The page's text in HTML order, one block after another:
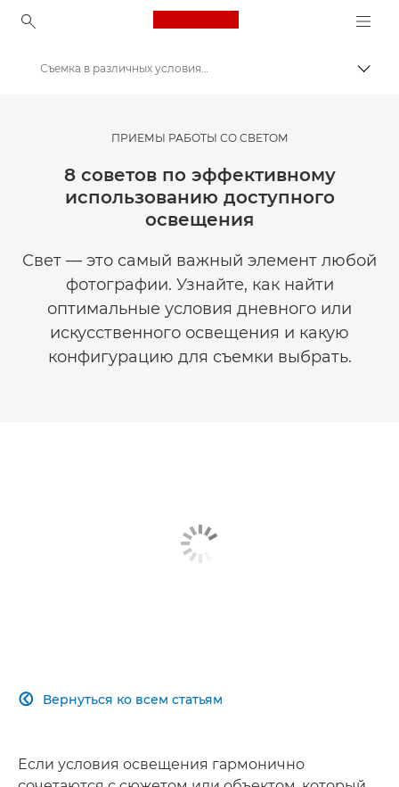
Canon Logo, back to
Мастерская творчества | Советы по фотографии и печати и руководства для покупателей
Советы и технические приемы по фотографии и печати
Съемка в различных условиях освещения
ПРИЕМЫ РАБОТЫ СО СВЕТОМ
8 советов по эффективному
использованию доступного
освещения
Свет — это самый важный элемент любой
фотографии. Узнайте, как найти
оптимальные условия дневного или
искусственного освещения и какую
конфигурацию для съемки выбрать.
Вернуться ко всем статьям

Если условия освещения гармонично